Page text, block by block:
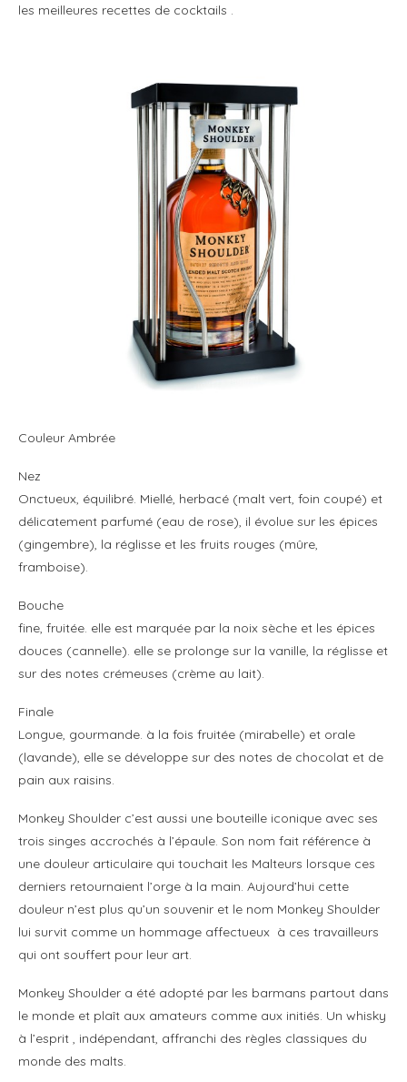
les meilleures recettes de cocktails .
Couleur Ambrée
Nez
Onctueux, équilibré. Miellé, herbacé (malt vert, foin coupé) et
délicatement parfumé (eau de rose), il évolue sur les épices
(gingembre), la réglisse et les fruits rouges (mûre,
framboise).
Bouche
fine, fruitée. elle est marquée par la noix sèche et les épices
douces (cannelle). elle se prolonge sur la vanille, la réglisse et
sur des notes crémeuses (crème au lait).
Finale
Longue, gourmande. à la fois fruitée (mirabelle) et orale
(lavande), elle se développe sur des notes de chocolat et de
pain aux raisins.
Monkey Shoulder c’est aussi une bouteille iconique avec ses
trois singes accrochés à l’épaule. Son nom fait référence à
une douleur articulaire qui touchait les Malteurs lorsque ces
derniers retournaient l’orge à la main. Aujourd’hui cette
douleur n’est plus qu’un souvenir et le nom Monkey Shoulder
lui survit comme un hommage affectueux à ces travailleurs
qui ont souffert pour leur art.
Monkey Shoulder a été adopté par les barmans partout dans
le monde et plaît aux amateurs comme aux initiés. Un whisky
à l’esprit , indépendant, affranchi des règles classiques du
monde des malts.